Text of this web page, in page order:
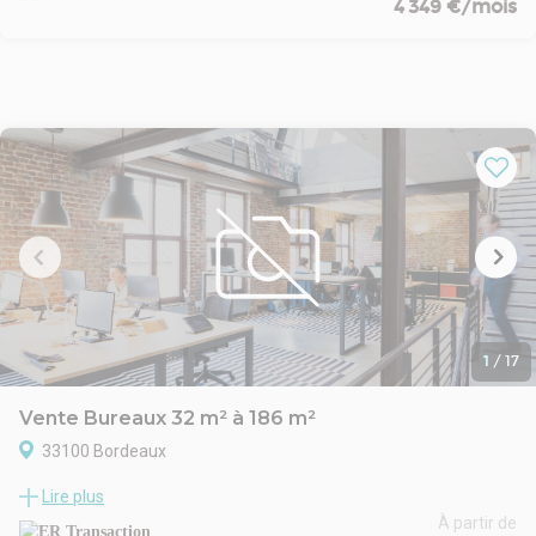
4 349 €/mois
1 / 17
Vente Bureaux 32 m² à 186 m²
33100 Bordeaux
propose à la vente un bâtiment à usage professionnel : une
maison médicale et paramédicale d’une surface totale de 1.153
Lire plus
À partir de